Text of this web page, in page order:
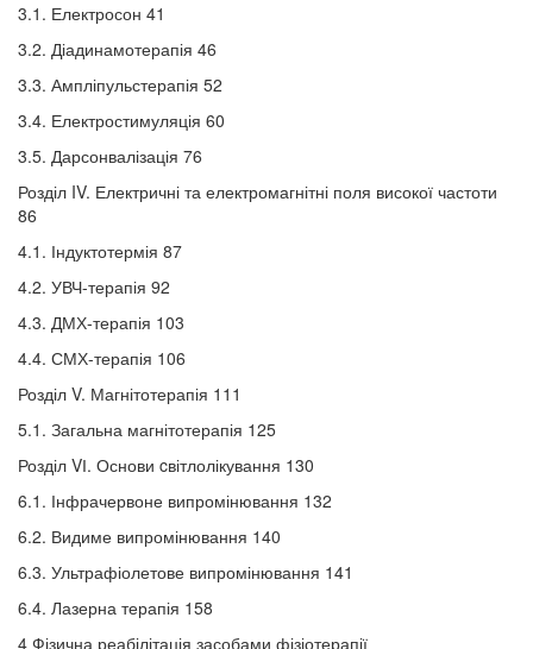
3.1. Електросон 41
3.2. Діадинамотерапія 46
3.3. Ампліпульстерапія 52
3.4. Електростимуляція 60
3.5. Дарсонвалізація 76
Розділ IV. Електричні та електромагнітні поля високої частоти
86
4.1. Індуктотермія 87
4.2. УВЧ-терапія 92
4.3. ДМХ-терапія 103
4.4. СМХ-терапія 106
Розділ V. Магнітотерапія 111
5.1. Загальна магнітотерапія 125
Розділ VІ. Основи cвітлолікування 130
6.1. Інфрачервоне випромінювання 132
6.2. Видиме випромінювання 140
6.3. Ультрафіолетове випромінювання 141
6.4. Лазерна терапія 158
4 Фізична реабілітація засобами фізіотерапії